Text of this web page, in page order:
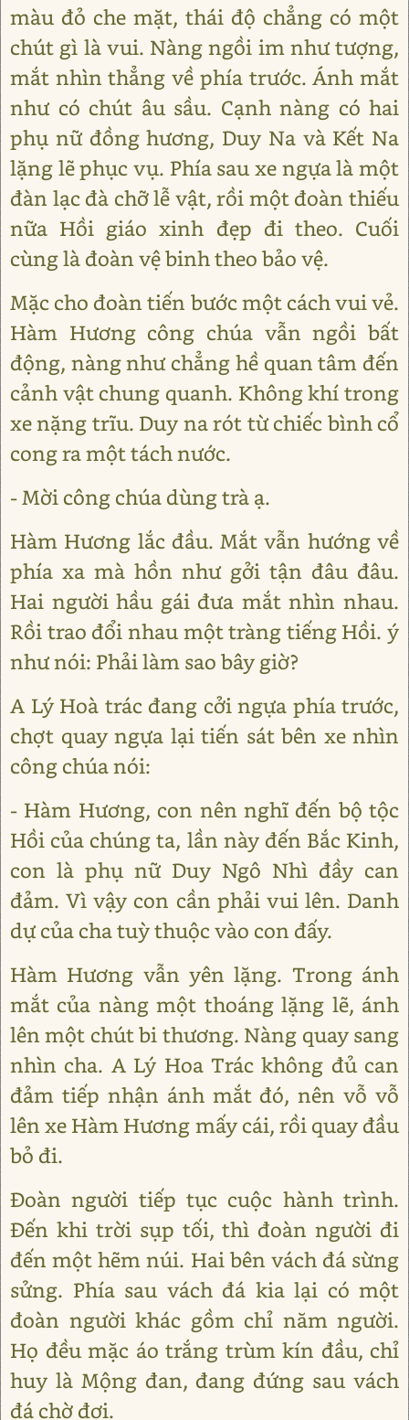
màu đỏ che mặt, thái độ chẳng có một
chút gì là vui. Nàng ngồi im như tượng,
mắt nhìn thẳng về phía trước. Ánh mắt
như có chút âu sầu. Cạnh nàng có hai
phụ nữ đồng hương, Duy Na và Kết Na
lặng lẽ phục vụ. Phía sau xe ngựa là một
đàn lạc đà chỡ lễ vật, rồi một đoàn thiếu
nữa Hồi giáo xinh đẹp đi theo. Cuối
cùng là đoàn vệ binh theo bảo vệ.
Mặc cho đoàn tiến bước một cách vui vẻ.
Hàm Hương công chúa vẫn ngồi bất
động, nàng như chẳng hề quan tâm đến
cảnh vật chung quanh. Không khí trong
xe nặng trĩu. Duy na rót từ chiếc bình cổ
cong ra một tách nước.
- Mời công chúa dùng trà ạ.
Hàm Hương lắc đầu. Mắt vẫn hướng về
phía xa mà hồn như gởi tận đâu đâu.
Hai người hầu gái đưa mắt nhìn nhau.
Rồi trao đổi nhau một tràng tiếng Hồi. ý
như nói: Phải làm sao bây giờ?
A Lý Hoà trác đang cởi ngựa phía trước,
chợt quay ngựa lại tiến sát bên xe nhìn
công chúa nói:
- Hàm Hương, con nên nghĩ đến bộ tộc
Hồi của chúng ta, lần này đến Bắc Kinh,
con là phụ nữ Duy Ngô Nhì đầy can
đảm. Vì vậy con cần phải vui lên. Danh
dự của cha tuỳ thuộc vào con đấy.
Hàm Hương vẫn yên lặng. Trong ánh
mắt của nàng một thoáng lặng lẽ, ánh
lên một chút bi thương. Nàng quay sang
nhìn cha. A Lý Hoa Trác không đủ can
đảm tiếp nhận ánh mắt đó, nên vỗ vỗ
lên xe Hàm Hương mấy cái, rồi quay đầu
bỏ đi.
Ðoàn người tiếp tục cuộc hành trình.
Ðến khi trời sụp tối, thì đoàn người đi
đến một hẽm núi. Hai bên vách đá sừng
sửng. Phía sau vách đá kia lại có một
đoàn người khác gồm chỉ năm người.
Họ đều mặc áo trắng trùm kín đầu, chỉ
huy là Mộng đan, đang đứng sau vách
đá chờ đợi.